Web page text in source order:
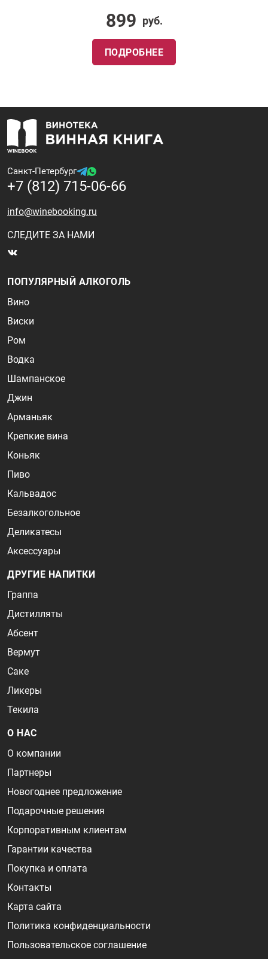
899 руб.
ПОДРОБНЕЕ
Санкт-Петербург
+7 (812) 715-06-66
info@winebooking.ru
СЛЕДИТЕ ЗА НАМИ
ПОПУЛЯРНЫЙ АЛКОГОЛЬ
Вино
Виски
Ром
Водка
Шампанское
Джин
Арманьяк
Крепкие вина
Коньяк
Пиво
Кальвадос
Безалкогольное
Деликатесы
Аксессуары
ДРУГИЕ НАПИТКИ
Граппа
Дистилляты
Абсент
Вермут
Саке
Ликеры
Текила
О НАС
О компании
Партнеры
Новогоднее предложение
Подарочные решения
Корпоративным клиентам
Гарантии качества
Покупка и оплата
Контакты
Карта сайта
Политика конфиденциальности
Пользовательское соглашение